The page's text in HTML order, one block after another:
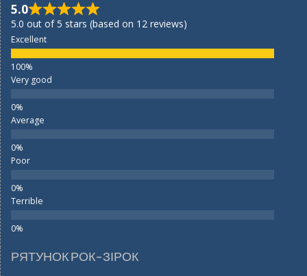
5.0
5.0 out of 5 stars (based on 12 reviews)
Excellent
Very good
Average
Poor
Terrible
РЯТУНОК РОК-ЗІРОК